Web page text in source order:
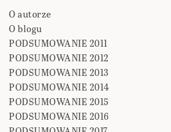
O autorze
O blogu
PODSUMOWANIE 2011
PODSUMOWANIE 2012
PODSUMOWANIE 2013
PODSUMOWANIE 2014
PODSUMOWANIE 2015
PODSUMOWANIE 2016